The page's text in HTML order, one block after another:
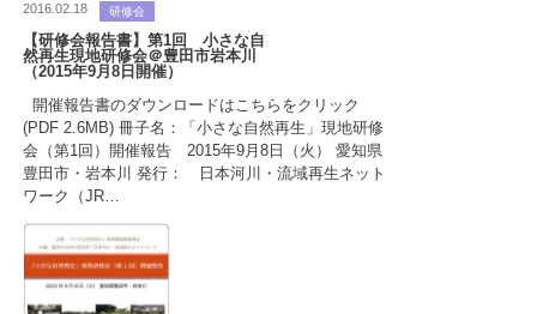
2016.02.18 研修会
【研修会報告書】第1回 小さな自
然再生現地研修会＠豊田市岩本川
（2015年9月8日開催）
開催報告書のダウンロードはこちらをクリック
(PDF 2.6MB) 冊子名：「小さな自然再生」現地研修
会（第1回）開催報告 2015年9月8日（火） 愛知県
豊田市・岩本川 発行： 日本河川・流域再生ネット
ワーク（JR…